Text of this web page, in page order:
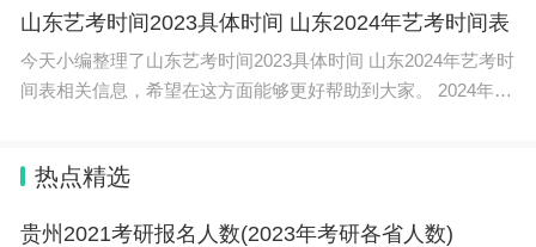
质和能力测试，旨
山东艺考时间2023具体时间 山东2024年艺考时间表
今天小编整理了山东艺考时间2023具体时间 山东2024年艺考时
间表相关信息，希望在这方面能够更好帮助到大家。 2024年山
热点精选
贵州2021考研报名人数(2023年考研各省人数)